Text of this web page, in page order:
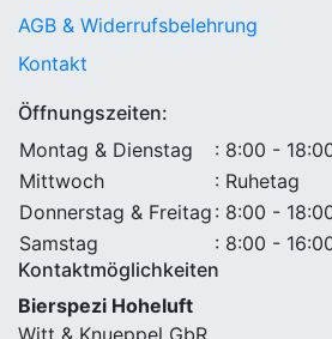
AGB & Widerrufsbelehrung
Kontakt
Öffnungszeiten:
Montag & Dienstag
: 8:00 -
Mittwoch
: Ruhetag
Donnerstag & Freitag : 8:00 -
Samstag
: 8:00 -
Kontaktmöglichkeiten
Bierspezi Hoheluft
Witt & Knueppel GbR